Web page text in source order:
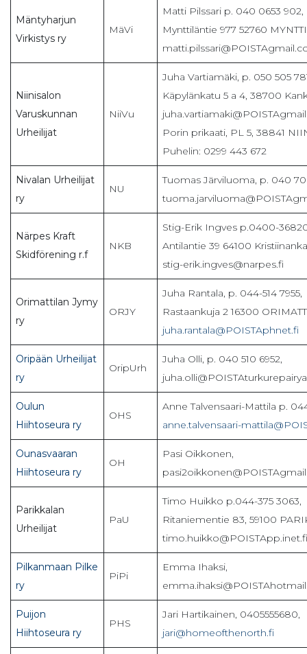
Mäntyharjun
Virkistys ry
MäVi
Matti Pilssari p. 040 0653 902,
Mynttiläntie 977 52760
Niinisalon
Varuskunnan
Urheilijat
NiiVu
Juha Vartiamäki, p. 050 505
Käpylänkatu 5 a 4, 38700
Porin prikaati, PL 5, 38841
Puhelin: 0299 443 672
Nivalan Urheilijat
ry
NU
Tuomas Järviluoma, p. 040
Närpes Kraft
Skidförening r.f
NKB
Stig-Erik Ingves p.0400-
Antilantie 39 64100
stig-erik.ingves@narpes.fi
Orimattilan Jymy
ry
ORJY
Juha Rantala, p. 044-514 7955,
Rastaankuja 2 16300
juha.rantala@POISTAphnet.fi
Oripään Urheilijat
ry
OripUrh
Juha Olli, p. 040 510 6952,
Oulun
Hiihtoseura ry
OHS
Anne Talvensaari-Mattila p.
anne.talvensaari-
Ounasvaaran
Hiihtoseura ry
OH
Pasi Oikkonen,
Parikkalan
Urheilijat
PaU
Timo Huikko p.044-375 3063,
Ritaniementie 83, 59100
timo.huikko@POISTApp.inet.fi
Pilkanmaan Pilke
ry
PiPi
Emma Ihaksi,
Puijon
Hiihtoseura ry
PHS
Jari Hartikainen, 0405555680,
jari@homeofthenorth.fi